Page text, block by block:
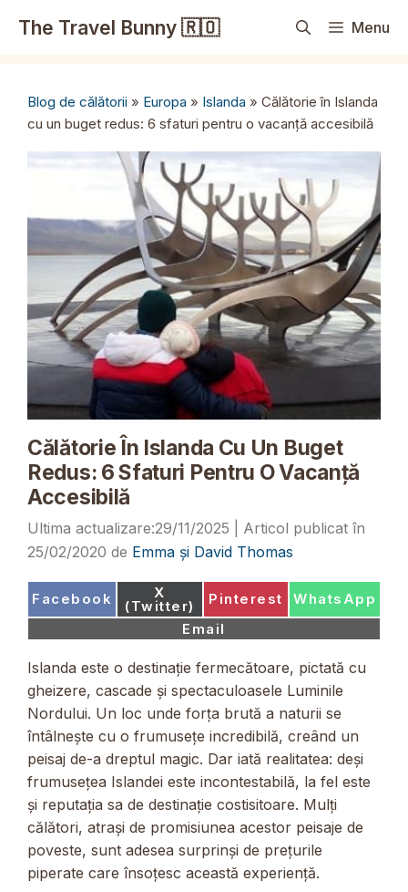
The Travel Bunny 🇷🇴 Menu
Blog de călătorii » Europa » Islanda » Călătorie în Islanda
cu un buget redus: 6 sfaturi pentru o vacanță accesibilă
Călătorie În Islanda Cu Un Buget
Redus: 6 Sfaturi Pentru O Vacanță
Accesibilă
29/11/2025
25/02/2020 de Emma și David Thomas
Share
Facebook Share
on
X
(Twitter) Share
Pinterest Share
WhatsApp
Share
on
Email
Islanda este o destinație fermecătoare, pictată cu
gheizere, cascade și spectaculoasele Luminile
Nordului. Un loc unde forța brută a naturii se
întâlnește cu o frumusețe incredibilă, creând un
peisaj de-a dreptul magic. Dar iată realitatea: deși
frumusețea Islandei este incontestabilă, la fel este
și reputația sa de destinație costisitoare. Mulți
călători, atrași de promisiunea acestor peisaje de
poveste, sunt adesea surprinși de prețurile
piperate care însoțesc această experiență.